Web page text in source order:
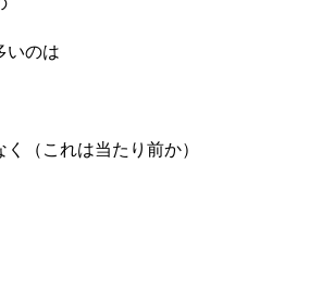
いのは
く（これは当たり前か）